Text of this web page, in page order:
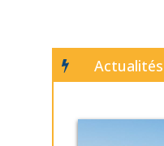
Actualités